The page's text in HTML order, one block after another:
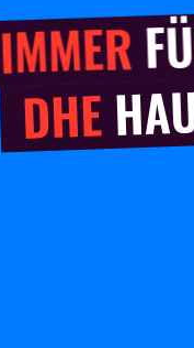
IMMER
DHE